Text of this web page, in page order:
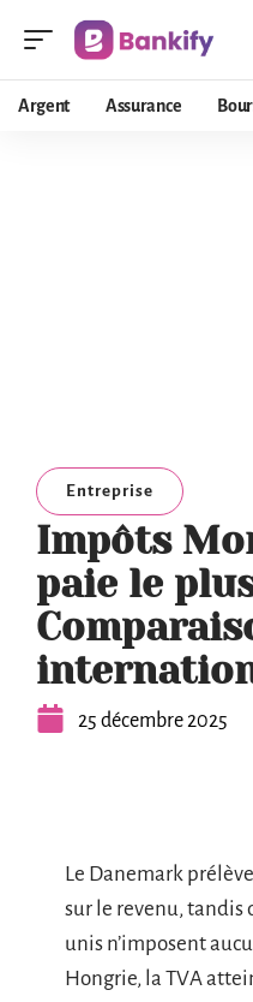
Argent Assurance
Entreprise
Impôts
paie le
25 décembre 2025
Le Danemark
sur le revenu, tandis
unis n’imposent
Hongrie, la TVA